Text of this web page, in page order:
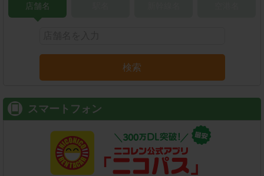
店舗名
検索
スマートフォン